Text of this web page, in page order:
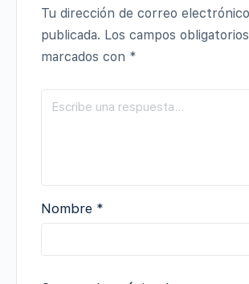
Tu dirección de correo
publicada. Los campos
marcados con *
Nombre *